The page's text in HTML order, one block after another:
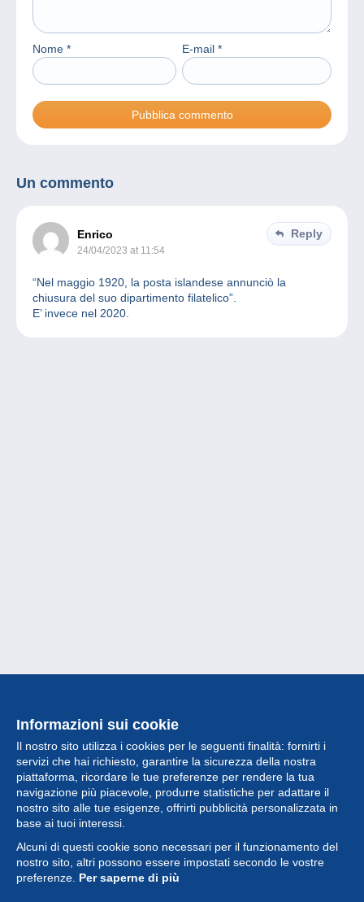
Nome * E-mail *
Un commento
Enrico
24/04/2023 at 11:54
Reply
“Nel maggio 1920, la posta islandese annunciò la
chiusura del suo dipartimento filatelico”.
E’ invece nel 2020.
Informazioni sui cookie
Il nostro sito utilizza i cookies per le seguenti finalità: fornirti i
servizi che hai richiesto, garantire la sicurezza della nostra
piattaforma, ricordare le tue preferenze per rendere la tua
navigazione più piacevole, produrre statistiche per adattare il
nostro sito alle tue esigenze, offrirti pubblicità personalizzata in
base ai tuoi interessi.
Alcuni di questi cookie sono necessari per il funzionamento del
nostro sito, altri possono essere impostati secondo le vostre
preferenze. Per saperne di più
Collezione
Novità
Funzione